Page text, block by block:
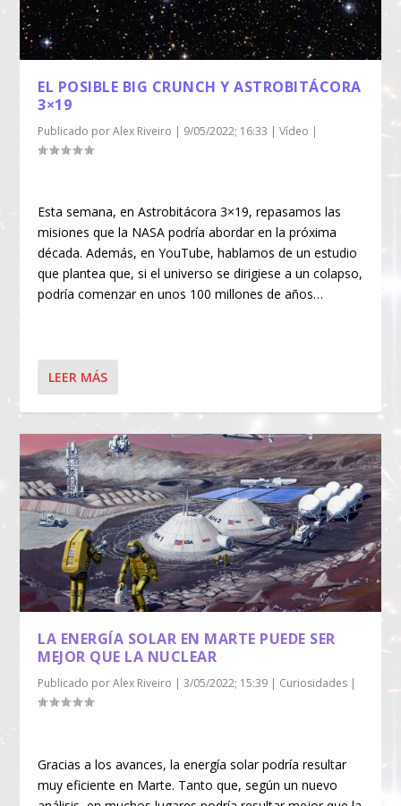
EL POSIBLE BIG CRUNCH Y ASTROBITÁCORA
3×19
Publicado porAlex Riveiro | 9/05/2022; 16:33 |Vídeo |
Esta semana, en Astrobitácora 3×19, repasamos las
misiones que la NASA podría abordar en la próxima
década. Además, en YouTube, hablamos de un estudio
que plantea que, si el universo se dirigiese a un colapso,
podría comenzar en unos 100 millones de años…
LEER MÁS
LA ENERGÍA SOLAR EN MARTE PUEDE SER
MEJOR QUE LA NUCLEAR
Publicado porAlex Riveiro |3/05/2022; 15:39 | Curiosidades |
Gracias a los avances, la energía solar podría resultar
muy eficiente en Marte. Tanto que, según un nuevo